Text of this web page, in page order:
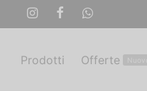
Prodotti Offerte